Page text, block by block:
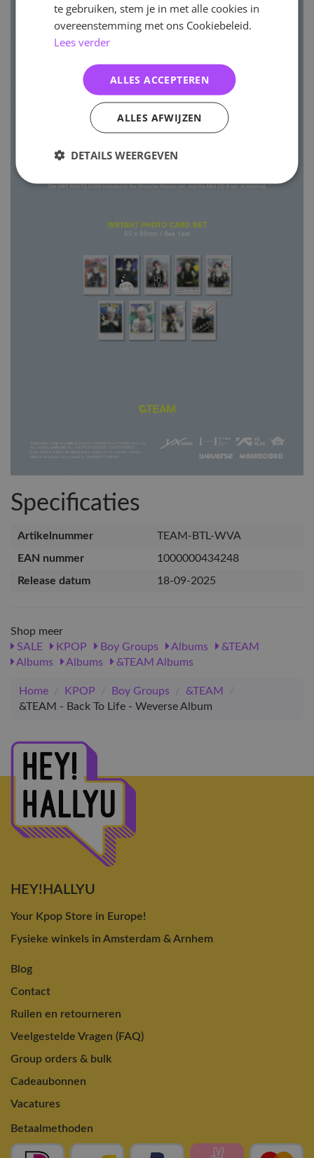
Specificaties
Artikelnummer
TEAM-BTL-WVA
EAN nummer
1000000434248
Release datum
18-09-2025
Shop meer
SALE
KPOP Boy Groups Albums
&TEAM
Albums
Albums &TEAM Albums
Home / KPOP / Boy Groups / &TEAM
/
&TEAM - Back To Life - Weverse Album
HEY!HALLYU
Your Kpop Store in Europe!
Fysieke winkels in Amsterdam & Arnhem
Blog
Contact
Ruilen en retourneren
Veelgestelde Vragen (FAQ)
Group orders & bulk
Cadeaubonnen
Vacatures
Betaalmethoden
te gebruiken, stem je in met alle cookies in
overeenstemming met ons Cookiebeleid.
Lees verder
ALLES ACCEPTEREN
ALLES AFWIJZEN
DETAILS WEERGEVEN